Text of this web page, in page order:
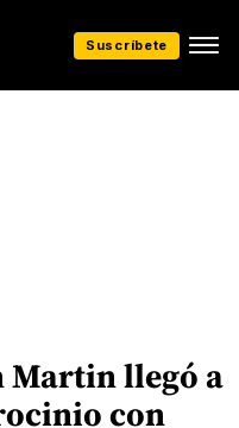
Suscríbete
Martin llegó a
con